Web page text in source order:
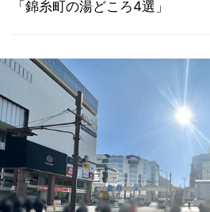
「錦糸町の湯どころ4選」